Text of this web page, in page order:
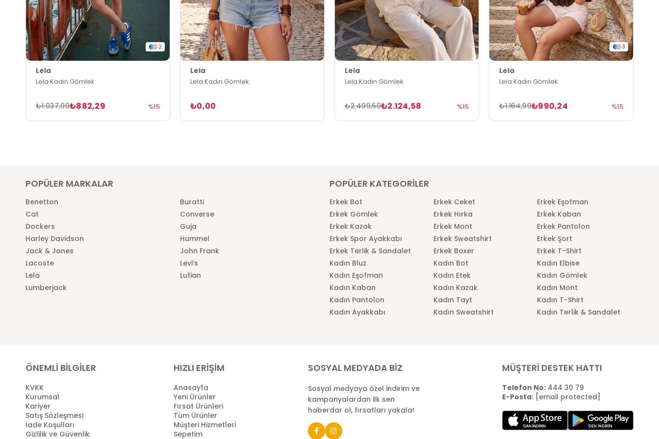
2
Lela
Lela Kadın Gömlek
₺882,29
₺1.037,99 %15
Lela
Lela Kadın Gömlek
₺0,00
Lela
Lela Kadın Gömlek
₺2.124,58
₺2.499,50 %15
3
Lela
Lela Kadın Gömlek
₺990,24
₺1.164,99 %15
POPÜLER MARKALAR
Benetton
Buratti
Cat
Converse
Dockers
Guja
Harley Davidson
Hummel
Jack & Jones
John Frank
Lacoste
Levi’s
Lela
Lufian
Lumberjack
POPÜLER KATEGORİLER
Erkek Bot Erkek Ceket
Erkek Eşofman
Erkek Gömlek
Erkek Hırka
Erkek Kaban
Erkek Kazak
Erkek Mont
Erkek Pantolon
Erkek Spor Ayakkabı
Erkek Sweatshirt
Erkek Şort
Erkek Terlik & Sandalet
Erkek Boxer
Erkek T-Shirt
Kadın Bluz
Kadın Bot
Kadın Elbise
Kadın Eşofman
Kadın Etek
Kadın Gömlek
Kadın Kaban
Kadın Kazak
Kadın Mont
Kadın Pantolon
Kadın Tayt
Kadın T-Shirt
Kadın Ayakkabı
Kadın Sweatshirt Kadın Terlik & Sandalet
ÖNEMLİ BİLGİLER
KVKK
Kurumsal
Kariyer
Satış Sözleşmesi
İade Koşulları
Gizlilik ve Güvenlik
HIZLI ERİŞİM
Anasayfa
Yeni Ürünler
Fırsat Ürünleri
Tüm Ürünler
Müşteri Hizmetleri
Sepetim
SOSYAL MEDYADA BİZ
Sosyal medyaya özel indirim ve
kampanyalardan ilk sen
haberdar ol, fırsatları yakala!
MÜŞTERİ DESTEK HATTI
Telefon No:444 30 79
E-Posta: [email protected]